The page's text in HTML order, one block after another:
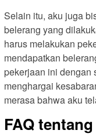
Selain itu, aku juga
belerang yang
harus melakukan
mendapatkan
pekerjaan ini dengan
menghargai
merasa bahwa aku
FAQ